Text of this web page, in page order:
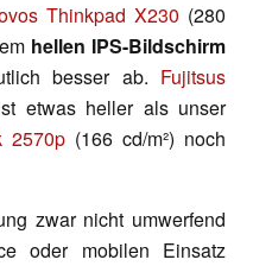
Thinkpad X230 (280
hellen IPS-Bildschirm
besser ab. Fujitsus
etwas heller als unser
2570p (166 cd/m²) noch
zwar nicht umwerfend
oder mobilen Einsatz